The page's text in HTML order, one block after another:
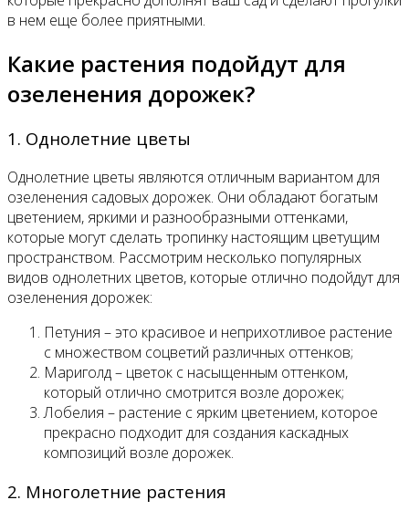
в нем еще более приятными.
Какие растения подойдут для
озеленения дорожек?
1. Однолетние цветы
Однолетние цветы являются отличным вариантом для
озеленения садовых дорожек. Они обладают богатым
цветением, яркими и разнообразными оттенками,
которые могут сделать тропинку настоящим цветущим
пространством. Рассмотрим несколько популярных
видов однолетних цветов, которые отлично подойдут для
озеленения дорожек:
Петуния – это красивое и неприхотливое растение
с множеством соцветий различных оттенков;
Мариголд – цветок с насыщенным оттенком,
который отлично смотрится возле дорожек;
Лобелия – растение с ярким цветением, которое
прекрасно подходит для создания каскадных
композиций возле дорожек.
2. Многолетние растения